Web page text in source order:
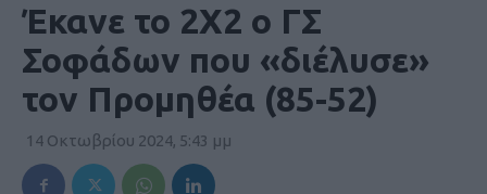
Έκανε το 2Χ2 ο ΓΣ
Σοφάδων που «διέλυσε»
τον Προμηθέα (85-52)
14 Οκτωβρίου 2024, 5:43 μμ